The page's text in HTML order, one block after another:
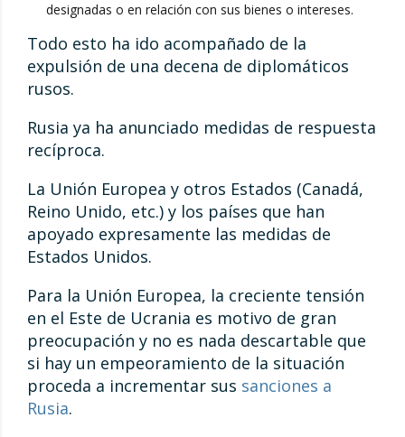
designadas o en relación con sus bienes o intereses.
Todo esto ha ido acompañado de la
expulsión de una decena de diplomáticos
rusos.
Rusia ya ha anunciado medidas de respuesta
recíproca.
La Unión Europea y otros Estados (Canadá,
Reino Unido, etc.) y los países que han
apoyado expresamente las medidas de
Estados Unidos.
Para la Unión Europea, la creciente tensión
en el Este de Ucrania es motivo de gran
preocupación y no es nada descartable que
si hay un empeoramiento de la situación
proceda a incrementar sus sanciones a
Rusia.